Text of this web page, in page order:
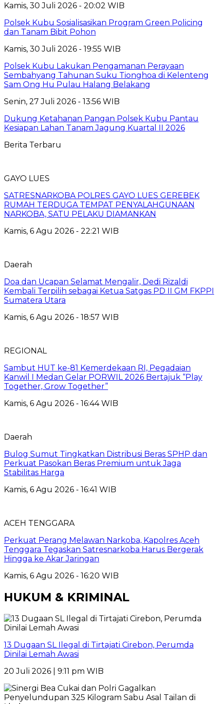
Kamis, 30 Juli 2026 - 20:02 WIB
Polsek Kubu Sosialisasikan Program Green Policing
dan Tanam Bibit Pohon
Kamis, 30 Juli 2026 - 19:55 WIB
Polsek Kubu Lakukan Pengamanan Perayaan
Sembahyang Tahunan Suku Tionghoa di Kelenteng
Sam Ong Hu Pulau Halang Belakang
Senin, 27 Juli 2026 - 13:56 WIB
Dukung Ketahanan Pangan Polsek Kubu Pantau
Kesiapan Lahan Tanam Jagung Kuartal II 2026
Berita Terbaru
GAYO LUES
SATRESNARKOBA POLRES GAYO LUES GEREBEK
RUMAH TERDUGA TEMPAT PENYALAHGUNAAN
NARKOBA, SATU PELAKU DIAMANKAN
Kamis, 6 Agu 2026 - 22:21 WIB
Daerah
Doa dan Ucapan Selamat Mengalir, Dedi Rizaldi
Kembali Terpilih sebagai Ketua Satgas PD II GM FKPPI
Sumatera Utara
Kamis, 6 Agu 2026 - 18:57 WIB
REGIONAL
Sambut HUT ke-81 Kemerdekaan RI, Pegadaian
Kanwil I Medan Gelar PORWIL 2026 Bertajuk “Play
Together, Grow Together”
Kamis, 6 Agu 2026 - 16:44 WIB
Daerah
Bulog Sumut Tingkatkan Distribusi Beras SPHP dan
Perkuat Pasokan Beras Premium untuk Jaga
Stabilitas Harga
Kamis, 6 Agu 2026 - 16:41 WIB
ACEH TENGGARA
Perkuat Perang Melawan Narkoba, Kapolres Aceh
Tenggara Tegaskan Satresnarkoba Harus Bergerak
Hingga ke Akar Jaringan
Kamis, 6 Agu 2026 - 16:20 WIB
HUKUM & KRIMINAL
13 Dugaan SL Ilegal di Tirtajati Cirebon, Perumda
Dinilai Lemah Awasi
20 Juli 2026 | 9:11 pm WIB